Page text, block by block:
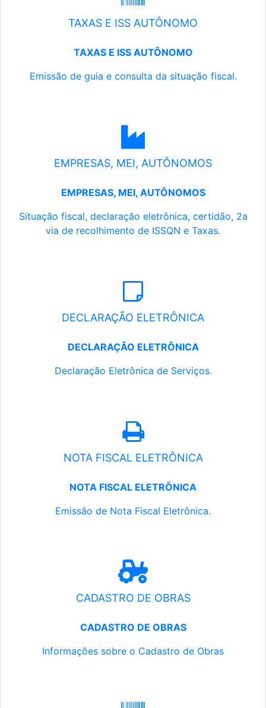
TAXAS E ISS AUTÔNOMO
TAXAS E ISS AUTÔNOMO
Emissão de guia e consulta da situação fiscal.
EMPRESAS, MEI, AUTÔNOMOS
EMPRESAS, MEI, AUTÔNOMOS
Situação fiscal, declaração eletrônica, certidão, 2a
via de recolhimento de ISSQN e Taxas.
DECLARAÇÃO ELETRÔNICA
DECLARAÇÃO ELETRÔNICA
Declaração Eletrônica de Serviços.
NOTA FISCAL ELETRÔNICA
NOTA FISCAL ELETRÔNICA
Emissão de Nota Fiscal Eletrônica.
CADASTRO DE OBRAS
CADASTRO DE OBRAS
Informações sobre o Cadastro de Obras